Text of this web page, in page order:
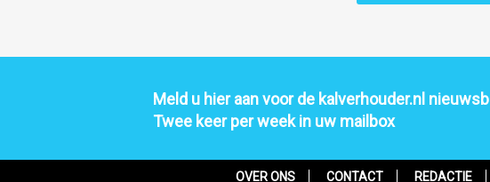
Meld u hier aan voor de kalverhouder.nl
Twee keer per week in uw mailbox
OVER ONS CONTACT REDACTIE